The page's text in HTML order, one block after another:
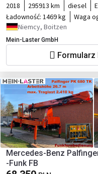
2018 295913 km diesel
Ładowność: 1469 kg Waga
Niemcy, Boitzen
Mein-Laster GmbH
Formularz
Mercedes-Benz
-Funk FB